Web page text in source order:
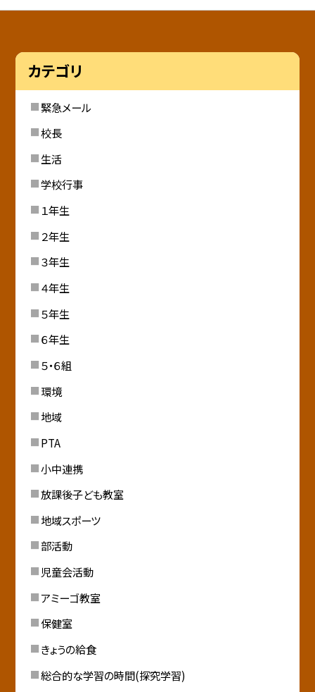
カテゴリ
緊急メール
校長
生活
学校行事
１年生
２年生
３年生
４年生
５年生
６年生
５・６組
環境
地域
PTA
小中連携
放課後子ども教室
地域スポーツ
部活動
児童会活動
アミーゴ教室
保健室
きょうの給食
総合的な学習の時間(探究学習)